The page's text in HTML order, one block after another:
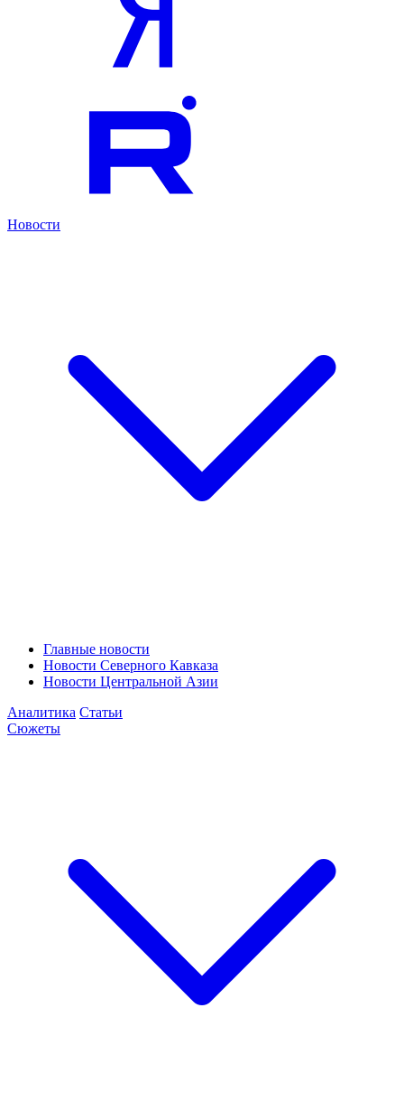
Новости
Главные новости
Новости Северного Кавказа
Новости Центральной Азии
Аналитика Статьи
Сюжеты